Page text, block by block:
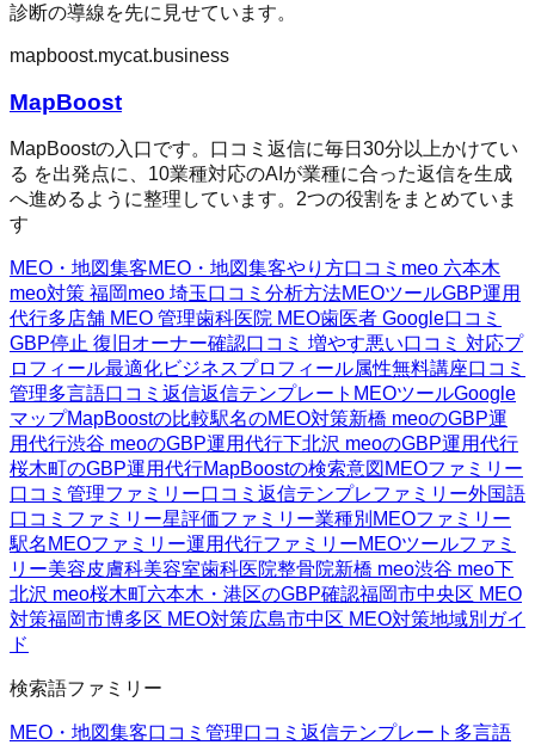
診断の導線を先に見せています。
mapboost.mycat.business
MapBoost
MapBoostの入口です。口コミ返信に毎日30分以上かけてい
る を出発点に、10業種対応のAIが業種に合った返信を生成
へ進めるように整理しています。2つの役割をまとめていま
す
MEO・地図集客MEO・地図集客やり方口コミ meo 六本木
meo対策 福岡meo 埼玉口コミ分析方法MEOツールGBP運用
代行多店舗 MEO 管理歯科医院 MEO歯医者 Google口コミ
GBP停止 復旧 オーナー確認口コミ 増やす悪い口コミ 対応プ
ロフィール最適化ビジネスプロフィール属性無料講座口コミ
管理多言語口コミ返信返信テンプレート MEOツールGoogle
マップMapBoostの比較駅名のMEO対策新橋 meoのGBP運
用代行渋谷 meoのGBP運用代行下北沢 meoのGBP運用代行
桜木町のGBP運用代行MapBoostの検索意図 MEOファミリー
口コミ管理ファミリー口コミ返信テンプレファミリー外国語
口コミファミリー星評価ファミリー業種別MEOファミリー
駅名MEOファミリー運用代行ファミリーMEOツールファミ
リー美容皮膚科美容室歯科医院整骨院新橋 meo渋谷 meo下
北沢 meo桜木町六本木・港区のGBP確認福岡市中央区 MEO
対策福岡市博多区 MEO対策広島市中区 MEO対策地域別ガイ
ド
検索語ファミリー
MEO・地図集客口コミ管理口コミ返信テンプレート 多言語